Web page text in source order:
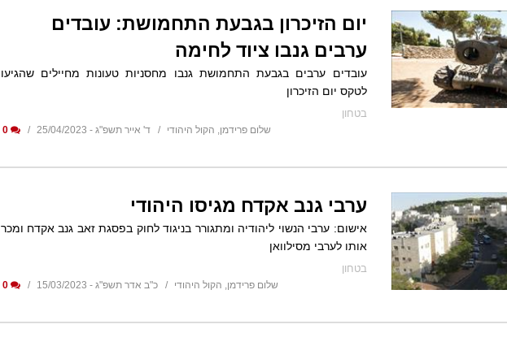
יום הזיכרון בגבעת התחמושת: עובדים
ערבים גנבו ציוד לחימה
עובדים ערבים בגבעת התחמושת גנבו מחסניות טעונות מחיילים שהגיעו
לטקס יום הזיכרון
בטחון
שלום פרידמן, הקול היהודי ד' אייר תשפ"ג - 25/04/2023 0
ערבי גנב אקדח מגיסו היהודי
אישום: ערבי הנשוי ליהודיה ומתגורר בניגוד לחוק בפסגת זאב גנב אקדח ומכר
אותו לערבי מסילוואן
בטחון
שלום פרידמן, הקול היהודי כ"ב אדר תשפ"ג - 15/03/2023 0